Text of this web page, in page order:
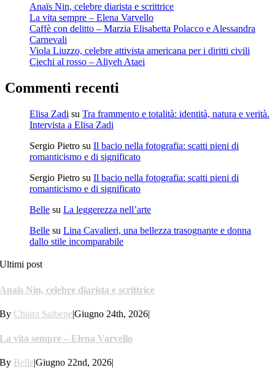
Anaïs Nin, celebre diarista e scrittrice
La vita sempre – Elena Varvello
Caffè con delitto – Marzia Elisabetta Polacco e Alessandra
Carnevali
Viola Liuzzo, celebre attivista americana per i diritti civili
Ciechi al rosso – Aliyeh Ataei
Commenti recenti
Elisa Zadi su Tra frammento e totalità: identità, natura e verità.
Intervista a Elisa Zadi
Sergio Pietro su Il bacio nella fotografia: scatti pieni di
romanticismo e di significato
Sergio Pietro su Il bacio nella fotografia: scatti pieni di
romanticismo e di significato
Belle su La leggerezza nell’arte
Belle su Lina Cavalieri, una bellezza trasognante e donna
dallo stile incomparabile
Ultimi post
Anaïs Nin, celebre diarista e scrittrice
By Chiara Saibene|Giugno 24th, 2026|
La vita sempre – Elena Varvello
By Belle|Giugno 22nd, 2026|